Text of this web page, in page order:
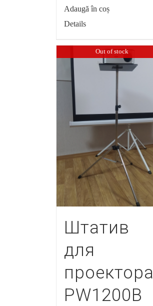
Adaugă în coș
Details
Out of stock
Штатив
для
проектора
PW1200В